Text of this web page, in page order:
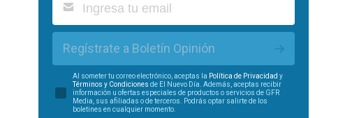
Regístrate a Boletín Opinión
Al someter tu correo electrónico, aceptas la Política de Privacidad y
Términos y Condiciones de El Nuevo Día. Además, aceptas recibir
información u ofertas especiales de productos o servicios de GFR
Media, sus afiliadas o de terceros. Podrás optar salirte de los
boletines en cualquier momento.